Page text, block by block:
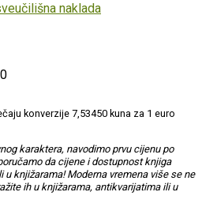
naklada
konverzije 7,53450 kuna za 1 euro
karaktera, navodimo prvu cijenu po
da cijene i dostupnost knjiga
u knjižarama! Moderna vremena više se ne
ih u knjižarama, antikvarijatima ili u